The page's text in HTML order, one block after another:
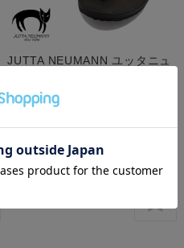
JUTTA NEUMANN ユッタニュ
Latigo ブラックラティーゴ レ
ザーサンダル 牛革 アメリカ製